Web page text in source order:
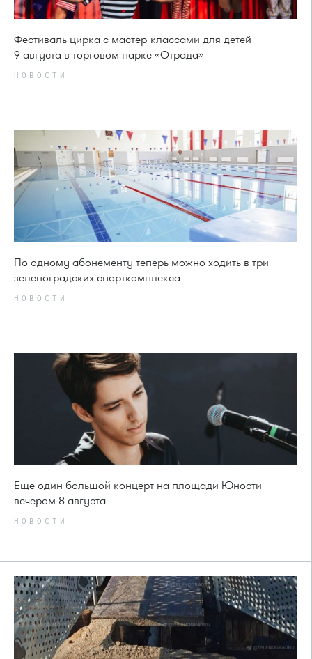
Фестиваль цирка с мастер-классами для детей —
9 августа в торговом парке «Отрада»
НОВОСТИ
По одному абонементу теперь можно ходить в три
зеленоградских спорткомплекса
НОВОСТИ
Еще один большой концерт на площади Юности —
вечером 8 августа
НОВОСТИ